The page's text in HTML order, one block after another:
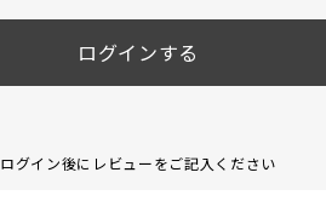
ログインする
ログイン後にレビューをご記入ください